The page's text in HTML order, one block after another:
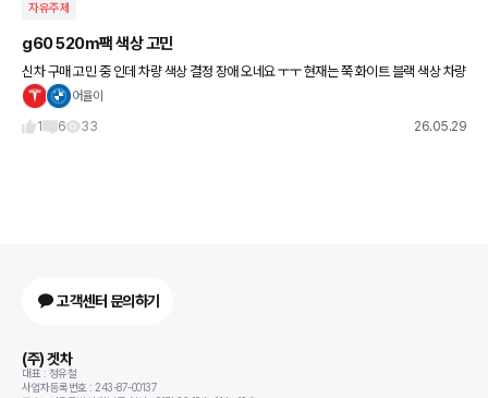
자유주제
g60 520m팩 색상 고민
신차 구매 고민 중 인데 차량 색상 결정 장애 오네요 ㅜㅜ 현재는 쭉 화이트 블랙 색상 차량
만 타고 다녀서 이번엔 구매 하면서 색상 선택을 바꿔 보려 합니다. 30대구요 여러분들은
어율이
1
6 33 26.05.29
고객센터 문의하기
(주) 겟차
대표 : 정유철
사업자등록번호 : 243-87-00137